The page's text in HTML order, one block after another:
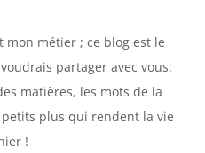
mon métier ; ce blog est le
partager avec vous:
matières, les mots de la
plus qui rendent la vie
!